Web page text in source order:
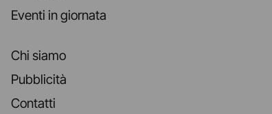
Eventi in giornata
Chi siamo
Pubblicità
Contatti